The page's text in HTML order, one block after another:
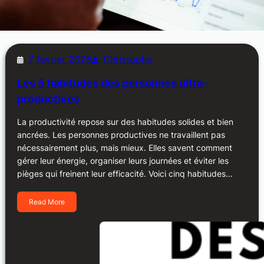
7 février 2025 Christophe
Les 5 habitudes des personnes ultra-
productives
La productivité repose sur des habitudes solides et bien
ancrées. Les personnes productives ne travaillent pas
nécessairement plus, mais mieux. Elles savent comment
gérer leur énergie, organiser leurs journées et éviter les
pièges qui freinent leur efficacité. Voici cinq habitudes…
Read More